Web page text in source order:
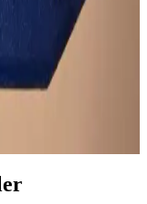
çözümler mevcut.
ve Teknik
ve özgün PCB